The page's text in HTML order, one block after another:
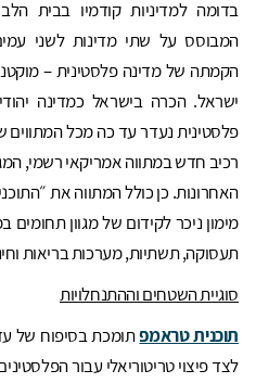
בדומה למדיניות קודמיו בבית
המבוסס על שתי מדינות לשני
הקמתה של מדינה פלסטינית –
ישראל. הכרה בישראל כמדינה
פלסטינית נעדר עד כה מכל המתווים
רכיב חדש במתווה אמריקאי רשמי,
האחרונות. כן כולל המתווה את
מימון ניכר לקידום של מגוון
תעסוקה, תשתיות, מערכות בריאות
סוגיית השטחים וההתנחלויות
תוכנית טראמפ
לצד פיצוי טריטוריאלי עבור